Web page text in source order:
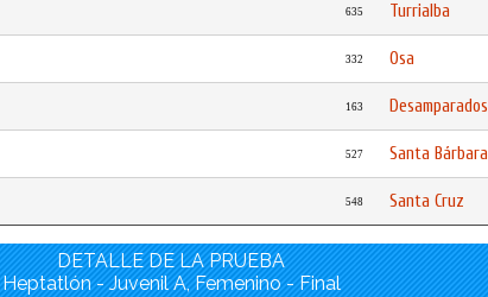
635 Turrialba
332 Osa
163 Desamparados
527 Santa Bárbara
548 Santa Cruz
DETALLE DE LA PRUEBA
Heptatlón - Juvenil A, Femenino - Final